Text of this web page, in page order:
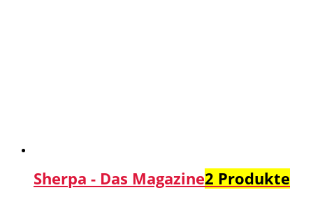
Sherpa - Das Magazine2 Produkte